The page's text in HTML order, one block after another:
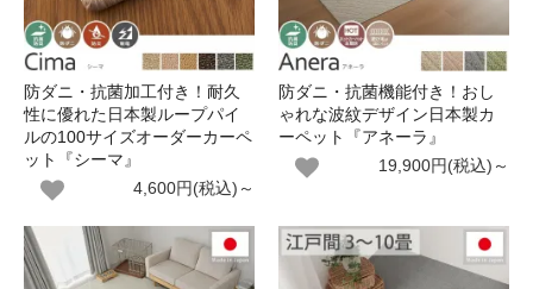
防ダニ・抗菌加工付き！耐久
性に優れた日本製ループパイ
ルの100サイズオーダーカーペ
ット『シーマ』
4,600円(税込)～
防ダニ・抗菌機能付き！おし
ゃれな波紋デザイン日本製カ
ーペット『アネーラ』
19,900円(税込)～